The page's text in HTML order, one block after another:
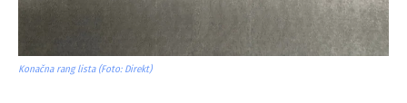
Konačna rang lista (Foto: Direkt)